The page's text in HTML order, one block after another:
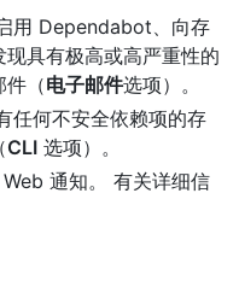
用 Dependabot、向存
具有极高或高严重性的
件（电子邮件选项）。
任何不安全依赖项的存
CLI 选项）。
通知。 有关详细信